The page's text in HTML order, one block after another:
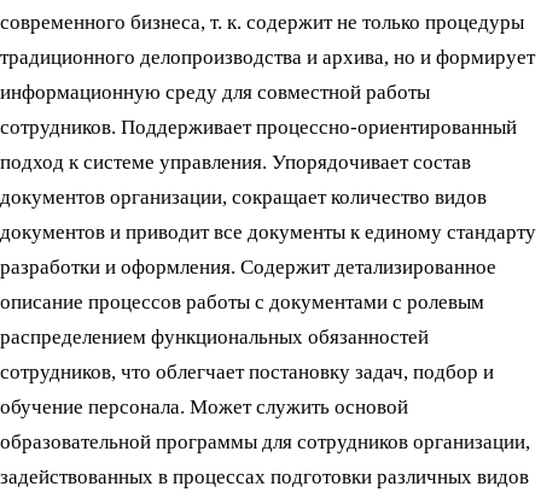
современного бизнеса, т. к. содержит не только процедуры
традиционного делопроизводства и архива, но и формирует
информационную среду для совместной работы
сотрудников. Поддерживает процессно-ориентированный
подход к системе управления. Упорядочивает состав
документов организации, сокращает количество видов
документов и приводит все документы к единому стандарту
разработки и оформления. Содержит детализированное
описание процессов работы с документами с ролевым
распределением функциональных обязанностей
сотрудников, что облегчает постановку задач, подбор и
обучение персонала. Может служить основой
образовательной программы для сотрудников организации,
задействованных в процессах подготовки различных видов